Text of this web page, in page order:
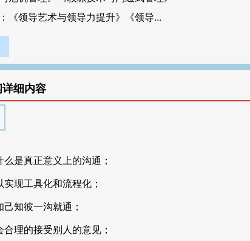
《领导艺术与领导力提升》《领导...
细内容
是真正意义上的沟通；
现工具化和流程化；
知彼一沟就通；
理的接受别人的意见；